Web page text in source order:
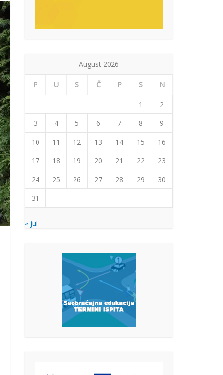
August 2026
P U S Č P S N
1
2
3
4 5 6 7 8
9
10
11 12 13 14 15
16
17
18 19 20 21 22
23
24
25 26 27 28 29
30
31
« jul